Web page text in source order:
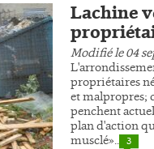
Lachine
Modifié le 04
propriétaires
et malpropres;
penchent
plan d'action
musclé».. 3